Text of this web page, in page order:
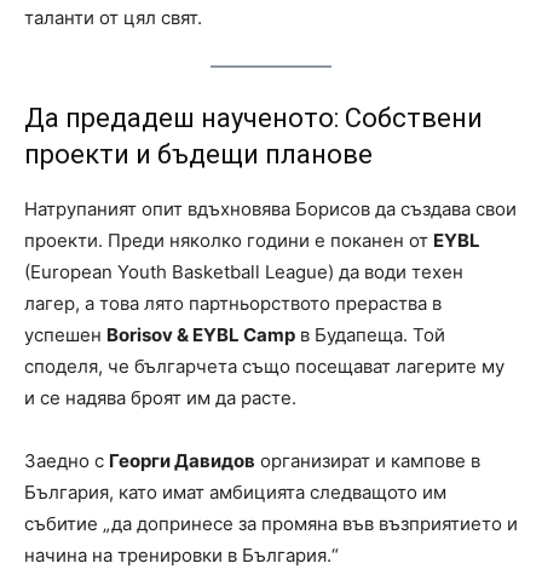
таланти от цял свят.
Да предадеш наученото: Собствени
проекти и бъдещи планове
Натрупаният опит вдъхновява Борисов да създава свои
проекти. Преди няколко години е поканен от EYBL
(European Youth Basketball League) да води техен
лагер, а това лято партньорството прераства в
успешен Borisov & EYBL Camp в Будапеща. Той
споделя, че българчета също посещават лагерите му
и се надява броят им да расте.
Заедно с Георги Давидов организират и кампове в
България, като имат амбицията следващото им
събитие „да допринесе за промяна във възприятието и
начина на тренировки в България.“